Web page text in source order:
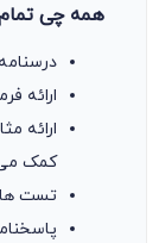
همه چی
ارائه
ارائه
کمک
تست